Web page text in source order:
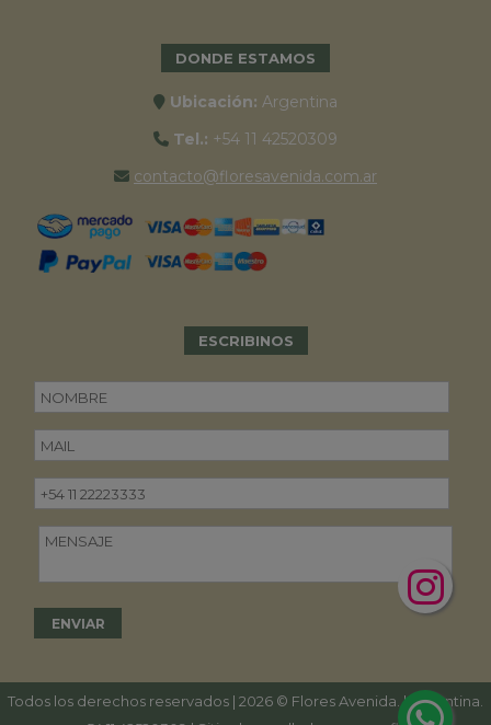
DONDE ESTAMOS
Ubicación: Argentina
Tel.: +54 11 42520309
contacto@floresavenida.com.ar
ESCRIBINOS
Todos los derechos reservados | 2026 © Flores Avenida. | Argentina.